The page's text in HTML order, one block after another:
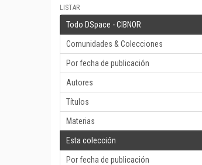
LISTAR
Todo DSpace - CIBNOR
Comunidades & Colecciones
Por fecha de publicación
Autores
Títulos
Materias
Esta colección
Por fecha de publicación